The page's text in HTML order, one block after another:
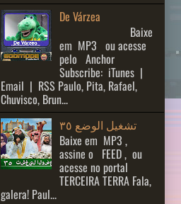
De Várzea
Baixe
em MP3 ou acesse
pelo Anchor
Subscribe: iTunes |
Email | RSS Paulo, Pita, Rafael,
Chuvisco, Brun...
تشغيل الوضع ٣٥
Baixe em MP3 ,
assine o FEED , ou
acesse no portal
TERCEIRA TERRA Fala,
galera! Paul...